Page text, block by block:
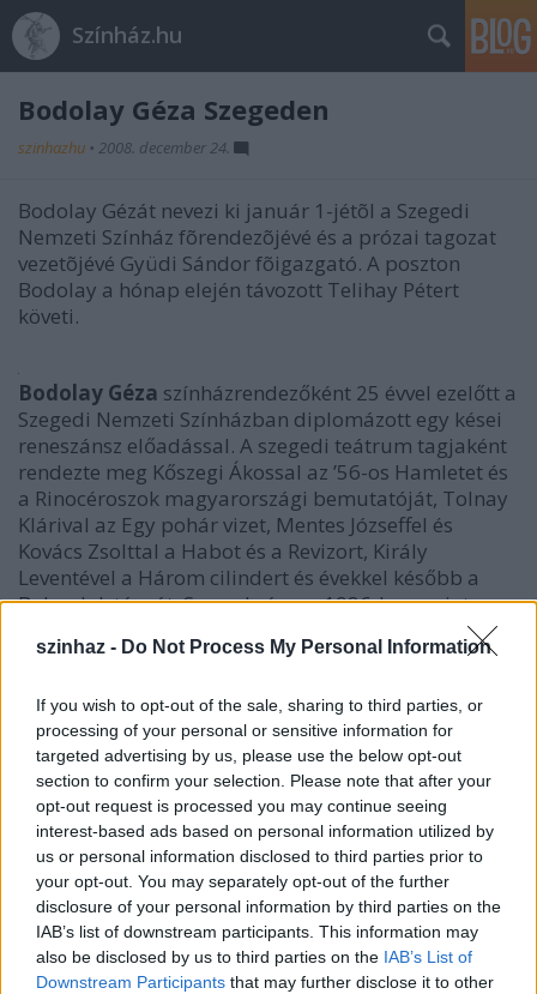
szinhaz - Do Not Process My Personal Information
If you wish to opt-out of the sale, sharing to third parties, or
processing of your personal or sensitive information for
targeted advertising by us, please use the below opt-out
section to confirm your selection. Please note that after your
opt-out request is processed you may continue seeing
interest-based ads based on personal information utilized by
us or personal information disclosed to third parties prior to
your opt-out. You may separately opt-out of the further
disclosure of your personal information by third parties on the
IAB’s list of downstream participants. This information may
also be disclosed by us to third parties on the IAB’s List of
Downstream Participants that may further disclose it to other
Színház.hu
Bodolay Géza Szegeden
szinhazhu • 2008. december 24.
Bodolay Gézát nevezi ki január 1-jétõl a Szegedi
Nemzeti Színház fõrendezõjévé és a prózai tagozat
vezetõjévé Gyüdi Sándor fõigazgató. A poszton
Bodolay a hónap elején távozott Telihay Pétert
követi.
Bodolay Géza színházrendezőként 25 évvel ezelőtt a
Szegedi Nemzeti Színházban diplomázott egy kései
reneszánsz előadással. A szegedi teátrum tagjaként
rendezte meg Kőszegi Ákossal az ’56-os Hamletet és
a Rinocéroszok magyarországi bemutatóját, Tolnay
Klárival az Egy pohár vizet, Mentes Józseffel és
Kovács Zsolttal a Habot és a Revizort, Király
Leventével a Három cilindert és évekkel később a
Bolondok táncát. Szeged városa 1986-ban, mint
először operát (Rossini Házassági szerződését) és
Utóbb hét esztendeig a budapesti Nemzeti Színház
rendezője volt, majd egy évtizeden át vezette a
kecskeméti Katona József Színházat. Bodolay és
Juronics Tamás először a szegedi Próbababák
báljában dolgozott együtt, majd számos műben
szerepelt közösen nevük: Az ember tragédiájának
kecskeméti előadása a karlsruhe-i európai kulturális
fesztiválon képviselte régiónkat. Kecskeméti
igazgatása idején a színház évadonkénti nézőszáma
67 ezerről 90 ezerre emelkedett.